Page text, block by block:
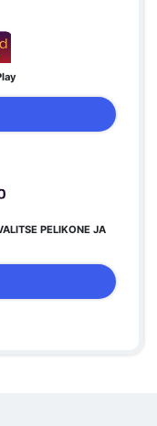
PELIKONE JA